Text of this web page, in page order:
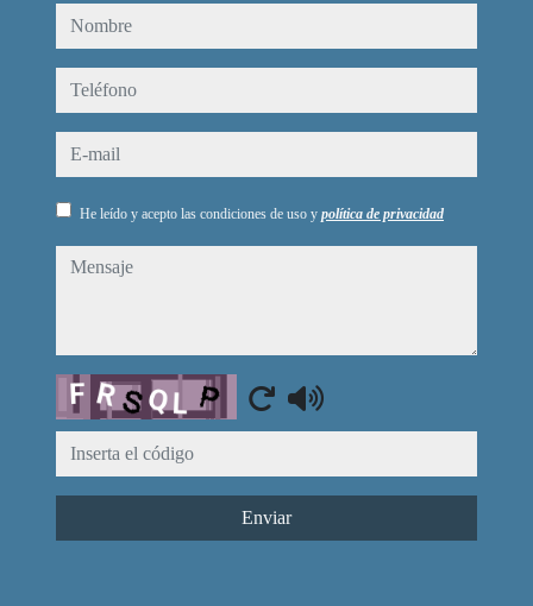
nombre
teléfono
e-mail
He leído y acepto las condiciones de uso y política de privacidad
mensaje
Captcha
Enviar